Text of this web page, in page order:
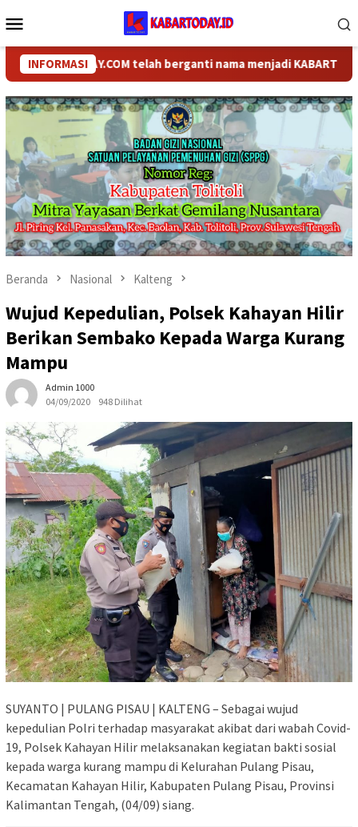
ke
Mobile
INFORMASI
KABARTODAY.COM telah berganti nama menjadi
Beranda Nasional Kalteng
Wujud Kepedulian, Polsek Kahayan Hilir
Berikan Sembako Kepada Warga Kurang
Mampu
Admin 1000
04/09/2020
948 Dilihat
SUYANTO | PULANG PISAU | KALTENG – Sebagai wujud
kepedulian Polri terhadap masyarakat akibat dari wabah Covid-
19, Polsek Kahayan Hilir melaksanakan kegiatan bakti sosial
kepada warga kurang mampu di Kelurahan Pulang Pisau,
Kecamatan Kahayan Hilir, Kabupaten Pulang Pisau, Provinsi
Kalimantan Tengah, (04/09) siang.